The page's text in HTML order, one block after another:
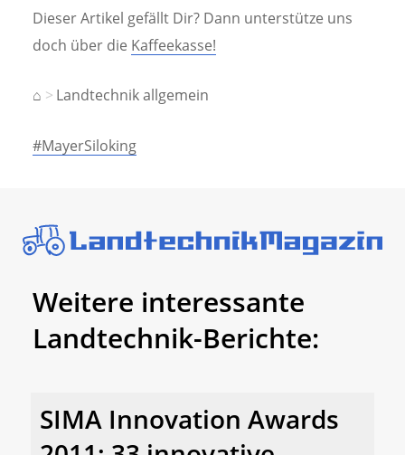
Dieser Artikel gefällt Dir? Dann unterstütze uns
doch über die Kaffeekasse!
⌂ Landtechnik allgemein
#MayerSiloking
Weitere interessante
Landtechnik-Berichte:
SIMA Innovation Awards